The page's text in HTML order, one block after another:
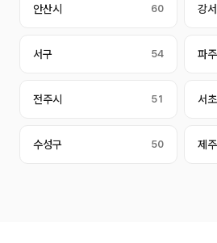
안산시 60 강
서구 54 파
전주시 51 서
수성구 50 제